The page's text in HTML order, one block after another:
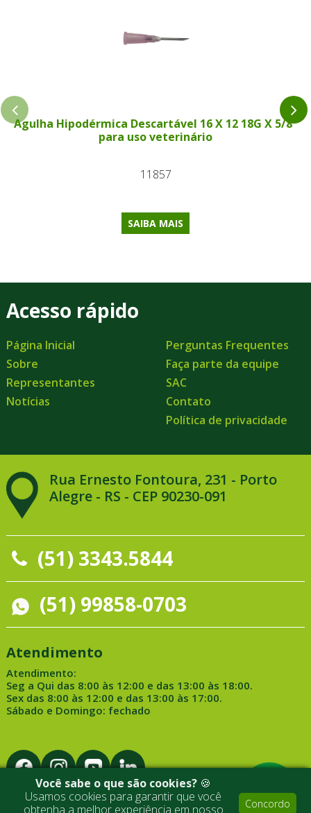
Agulha Hipodérmica Descartável 16 X 12 18G X 5/8"
para uso veterinário
11857
SAIBA MAIS
Acesso rápido
Página Inicial
Sobre
Representantes
Notícias
Perguntas Frequentes
Faça parte da equipe
SAC
Contato
Política de privacidade
Rua Ernesto Fontoura, 231 - Porto
Alegre - RS - CEP 90230-091
(51) 3343.5844
(51) 99858-0703
Atendimento
Atendimento:
Seg a Qui das 8:00 às 12:00 e das 13:00 às 18:00.
Sex das 8:00 às 12:00 e das 13:00 às 17:00.
Sábado e Domingo: fechado
Você sabe o que são cookies? 🍪
Usamos cookies para garantir que você
obtenha a melhor experiência em nosso
Concordo